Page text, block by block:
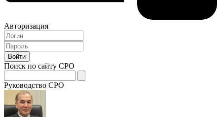
Авторизация
Поиск по сайту СРО
Руководство СРО